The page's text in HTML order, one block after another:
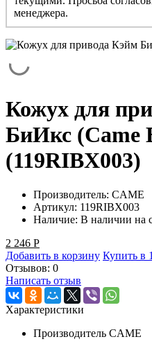
менеджера.
Кожух для
БиИкс (Came
(119RIBX003)
Производитель: CAME
Артикул: 119RIBX003
Наличие: В наличии на
2 246 Р
Добавить в корзину Купить в
Отзывов: 0
Написать отзыв
Характеристики
Производитель CAME